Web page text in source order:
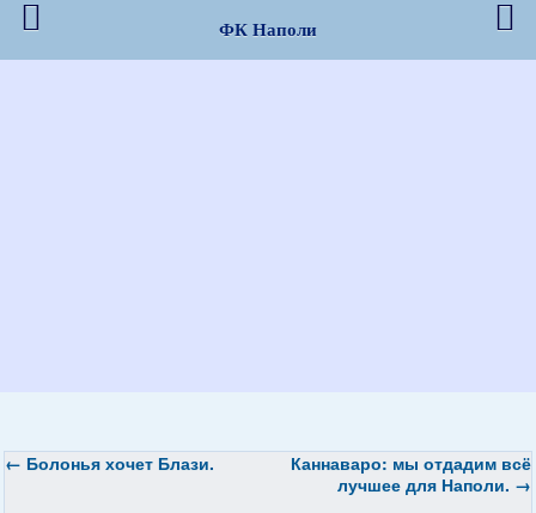
← Болонья хочет Блази.
Каннаваро: мы отдадим всё
лучшее для Наполи. →
ФК Наполи